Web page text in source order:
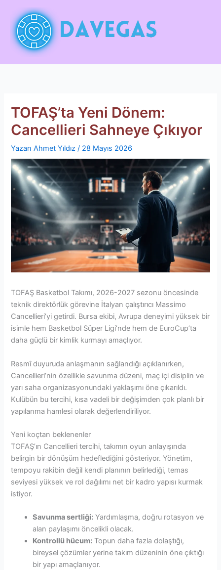
TOFAŞ’ta Yeni Dönem:
Cancellieri Sahneye Çıkıyor
Yazan Ahmet Yıldız/ 28 Mayıs 2026
TOFAŞ Basketbol Takımı, 2026-2027 sezonu öncesinde
teknik direktörlük görevine İtalyan çalıştırıcı Massimo
Cancellieri’yi getirdi. Bursa ekibi, Avrupa deneyimi yüksek bir
isimle hem Basketbol Süper Ligi’nde hem de EuroCup’ta
daha güçlü bir kimlik kurmayı amaçlıyor.
Resmî duyuruda anlaşmanın sağlandığı açıklanırken,
Cancellieri’nin özellikle savunma düzeni, maç içi disiplin ve
yarı saha organizasyonundaki yaklaşımı öne çıkarıldı.
Kulübün bu tercihi, kısa vadeli bir değişimden çok planlı bir
yapılanma hamlesi olarak değerlendiriliyor.
Yeni koçtan beklenenler
TOFAŞ’ın Cancellieri tercihi, takımın oyun anlayışında
belirgin bir dönüşüm hedeflediğini gösteriyor. Yönetim,
tempoyu rakibin değil kendi planının belirlediği, temas
seviyesi yüksek ve rol dağılımı net bir kadro yapısı kurmak
istiyor.
Savunma sertliği: Yardımlaşma, doğru rotasyon ve
alan paylaşımı öncelikli olacak.
Kontrollü hücum: Topun daha fazla dolaştığı,
bireysel çözümler yerine takım düzeninin öne çıktığı
bir yapı amaçlanıyor.